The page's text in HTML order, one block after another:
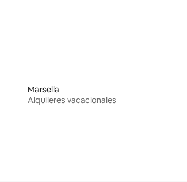
Marsella
Alquileres vacacionales